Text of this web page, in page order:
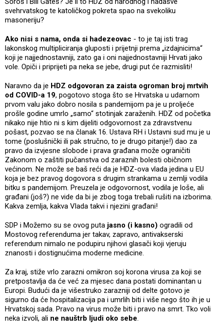
svehrvatskog te katoličkog pokreta spao na svekoliku
masoneriju?
Ako nisi s nama, onda si hadezeovac - to je taj isti trag
lakonskog multipliciranja gluposti i prijetnji prema „izdajnicima“
koji je najjednostavniji, zato ga i oni najjednostavniji Hrvati jako
vole. Opiči i priprijeti pa neka se jebe, drugi put će razmisliti!
Naravno da je HDZ odgovoran za zaista ogroman broj mrtvih
od COVID-a 19, pogotovo stoga što se Hrvatska u udarnom
prvom valu jako dobro nosila s pandemijom pa je u proljeće
prošle godine umrlo „samo“ stotinjak zaraženih. HDZ od početka
nikako nije htio ni s kim dijeliti odgovornost za zdravstvenu
pošast, pozvao se na članak 16. Ustava RH i Ustavni sud mu je u
tome (poslušnički ili pak stručno, to je drugo pitanje!) dao za
pravo da izvjesne slobode i prava građana može ograničiti
Zakonom o zaštiti pučanstva od zaraznih bolesti običnom
većinom. Ne može se baš reći da je HDZ-ova vlada jedina u EU
koja je bez pravog dogovora s drugim strankama u zemlji vodila
bitku s pandemijom. Preuzela je odgovornost, vodila je loše, ali
građani (još?) ne vide da bi je zbog toga trebali rušiti na izborima.
Kakva zemlja, kakva Vlada takvi i njezini građani!
SDP i Možemo su se ovog puta jasno (i kasno) ogradili od
Mostovog referenduma jer takav, zapravo, antivakserski
referendum nimalo ne podupiru njihovi glasači koji vjeruju
znanosti i dostignućima moderne medicine.
Za kraj, stiže vrlo zarazni omikron soj korona virusa za koji se
pretpostavlja da će već za mjesec dana postati dominantan u
Europi. Budući da je višestruko zarazniji od delte gotovo je
sigurno da će hospitalizacija pa i umrlih biti i više nego što ih je u
Hrvatskoj sada. Pravo na virus može biti i pravo na smrt. Tko voli
neka izvoli, ali ne nauštrb ljudi oko sebe.